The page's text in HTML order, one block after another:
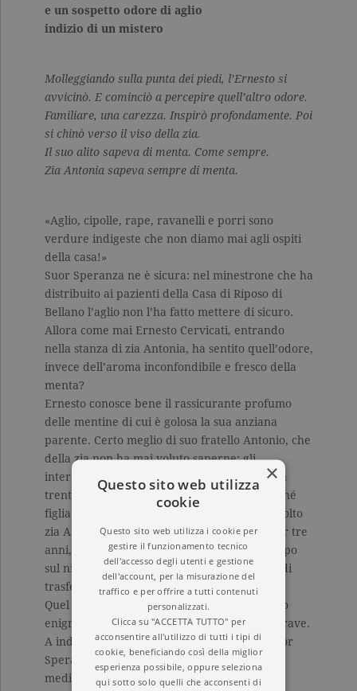
e un sospetto odore di aglio
indizio di un mistero
Molleggiando sulla punta dei piedi, l’Ernesto si
avvicinò. E cominciò a percepire quell’altro odore.
Familiare, una carezza. Inspirò profondamente. Poi
si chinò verso il viso della zia.
Il suo alito sapeva di menta. Come sempre.
Zia Antonia sapeva sempre di menta.
«Aglio, cipolle, rape, ravanelli e porri sono
verdure indigeste che non diamo mai agli ospiti
della casa!»
Suor Speranza ne è sicura: nel minestrone che ha
distribuito ai pazienti della Casa di Riposo di
Bellano l’aglio non l’ha fatto mettere di sicuro.
Allora come mai Ernesto Cervicati, entrando
nella stanza di zia Antonia, ha sentito quell’odore,
invece dell’aroma inconfondibile e fresco della
menta?
Ernesto conosce bene il rassicurante profumo
delle mentine di cui è golosa la sua anziana
parente. Certo meglio di suo fratello Antonio, che
della zia non ha mai voluto saperne: gli
interessava molto di più Augusta Peretti, una
trentacinquenne ossigenata e vogliosa, nonché
figlia di salumiere. Ernesto invece aveva accolto
zia Antonia in casa sua e l’aveva accudita per tre
anni, finché lei, un po’ per non gravare troppo
sul nipote, un po’ per pudore, aveva deciso di
trasferirsi all’ospizio.
Quel sorprendente odore d’aglio è un piccolo
enigma. Forse è l’indizio di qualcosa di più grave.
A indagare, oltre a Ernesto e all’energica suor
Speranza, si ritrova anche il dottor Fastelli,
medico dal carattere gioviale ma di grande
×
Questo sito web utilizza
cookie
Questo sito web utilizza i cookie per
gestire il funzionamento tecnico
dell'accesso degli utenti e gestione
dell'account, per la misurazione del
traffico e per offrire a tutti contenuti
personalizzati.
Clicca su "ACCETTA TUTTO" per
acconsentire all'utilizzo di tutti i tipi di
cookie, beneficiando così della miglior
esperienza possibile, oppure seleziona
qui sotto solo quelli che acconsenti di